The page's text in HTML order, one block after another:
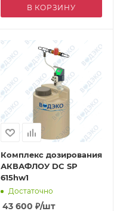
В КОРЗИНУ
Комплекс дозирования
АКВАФЛОУ DC SP
615hw1
Достаточно
43 600 ₽/шт